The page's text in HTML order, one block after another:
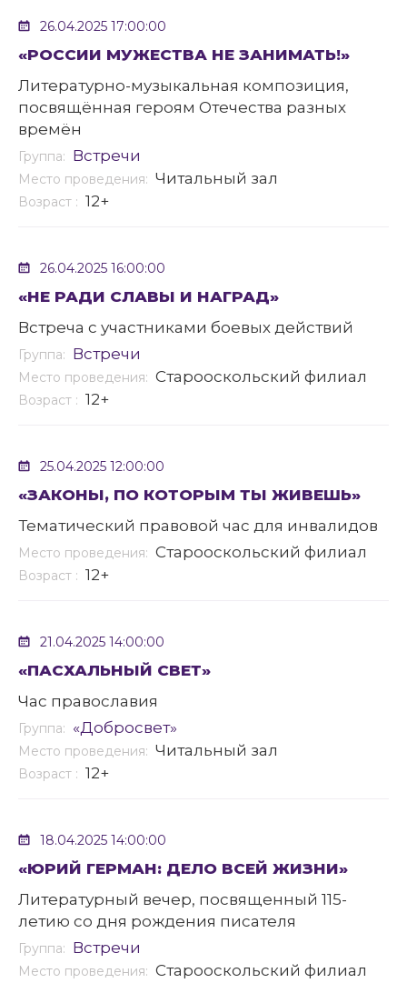
26.04.2025 17:00:00
«РОССИИ МУЖЕСТВА НЕ ЗАНИМАТЬ!»
Литературно-музыкальная композиция,
посвящённая героям Отечества разных
времён
Группа: Встречи
Место проведения: Читальный зал
Возраст : 12+
26.04.2025 16:00:00
«НЕ РАДИ СЛАВЫ И НАГРАД»
Встреча с участниками боевых действий
Группа: Встречи
Место проведения: Старооскольский филиал
Возраст : 12+
25.04.2025 12:00:00
«ЗАКОНЫ, ПО КОТОРЫМ ТЫ ЖИВЕШЬ»
Тематический правовой час для инвалидов
Место проведения: Старооскольский филиал
Возраст : 12+
21.04.2025 14:00:00
«ПАСХАЛЬНЫЙ СВЕТ»
Час православия
Группа: «Добросвет»
Место проведения: Читальный зал
Возраст : 12+
18.04.2025 14:00:00
«ЮРИЙ ГЕРМАН: ДЕЛО ВСЕЙ ЖИЗНИ»
Литературный вечер, посвященный 115-
летию со дня рождения писателя
Группа: Встречи
Место проведения: Старооскольский филиал